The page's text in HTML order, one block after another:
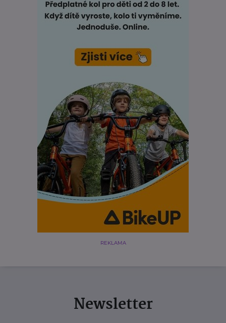
REKLAMA
Newsletter